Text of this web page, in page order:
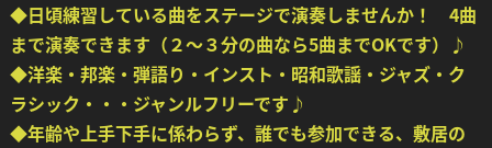
◆日頃練習している曲をステージで演奏しませんか！ 4曲
まで演奏できます（２～３分の曲なら5曲までOKです）♪
◆洋楽・邦楽・弾語り・インスト・昭和歌謡・ジャズ・ク
ラシック・・・ジャンルフリーです♪
◆年齢や上手下手に係わらず、誰でも参加できる、敷居の